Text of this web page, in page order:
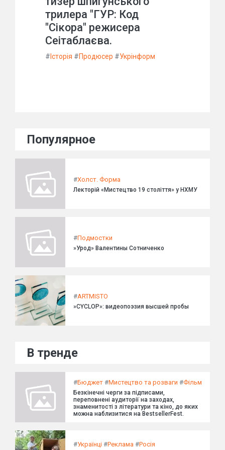
трилера "ГУР: Код
"Сікора" режисера
Сеітаблаєва.
# Історія #Продюсер #Укрінформ
Популярное
#Холст. Форма
Лекторій «Мистецтво 19 століття» у НХМУ
#Подмостки
»Урод» Валентины Сотниченко
#ARTMISTO
»CYCLOP»: видеопоэзия высшей пробы
В тренде
#Бюджет #Мистецтво та розваги #Фільм
Безкінечні черги за підписами,
переповнені аудиторії на заходах,
знаменитості з літератури та кіно, до яких
можна наблизитися на BestsellerFest.
#Українці #Реклама #Росія